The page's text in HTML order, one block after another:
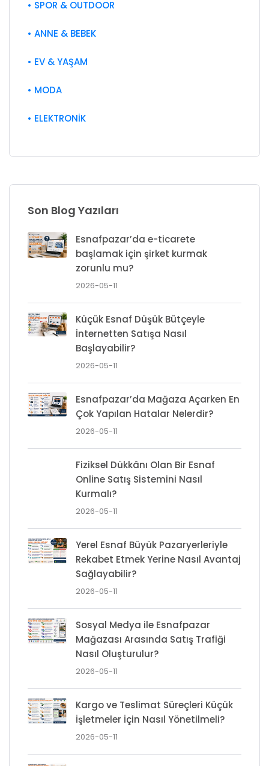
• SPOR & OUTDOOR
• ANNE & BEBEK
• EV & YAŞAM
• MODA
• ELEKTRONİK
Son Blog Yazıları
Esnafpazar’da e-ticarete
başlamak için şirket kurmak
zorunlu mu?
2026-05-11
Küçük Esnaf Düşük Bütçeyle
İnternetten Satışa Nasıl
Başlayabilir?
2026-05-11
Esnafpazar’da Mağaza Açarken En
Çok Yapılan Hatalar Nelerdir?
2026-05-11
Fiziksel Dükkânı Olan Bir Esnaf
Online Satış Sistemini Nasıl
Kurmalı?
2026-05-11
Yerel Esnaf Büyük Pazaryerleriyle
Rekabet Etmek Yerine Nasıl Avantaj
Sağlayabilir?
2026-05-11
Sosyal Medya ile Esnafpazar
Mağazası Arasında Satış Trafiği
Nasıl Oluşturulur?
2026-05-11
Kargo ve Teslimat Süreçleri Küçük
İşletmeler İçin Nasıl Yönetilmeli?
2026-05-11